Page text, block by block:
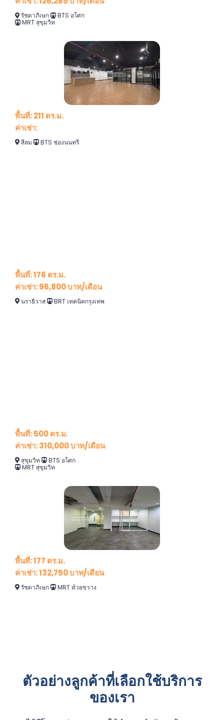
รัชดาภิเษก
BTS อโศก
MRT สุขุมวิท
พื้นที่: 211 ตร.ม.
ค่าเช่า:
สีลม BTS ช่องนนทรี
พื้นที่: 176 ตร.ม.
ค่าเช่า: 96,800 บาท/เดือน
นราธิวาส BRT เทคนิคกรุงเทพ
พื้นที่: 500 ตร.ม.
ค่าเช่า: 310,000 บาท/เดือน
สุขุมวิท BTS อโศก
MRT สุขุมวิท
พื้นที่: 177 ตร.ม.
ค่าเช่า: 132,750 บาท/เดือน
รัชดาภิเษก MRT ห้วยขวาง
ตัวอย่างลูกค้าที่เลือกใช้บริการ
ของเรา